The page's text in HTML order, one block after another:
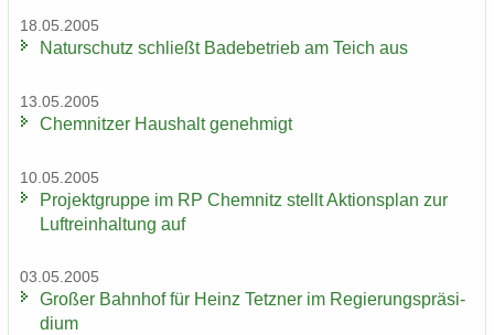
18.05.2005
Na­tur­schutz schließt Ba­de­be­trieb am Teich aus
13.05.2005
Chem­nit­zer Haus­halt ge­neh­migt
10.05.2005
Pro­jekt­grup­pe im RP Chem­nitz stellt Ak­ti­ons­plan zur
Luft­rein­hal­tung auf
03.05.2005
Gro­ßer Bahn­hof für Heinz Tetz­ner im Re­gie­rungs­prä­si­
di­um